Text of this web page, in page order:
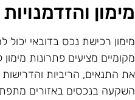
רכישת נכס בדובאי יכול
מציעים פתרונות
התנאים, הריביות
בנכסים באזורים